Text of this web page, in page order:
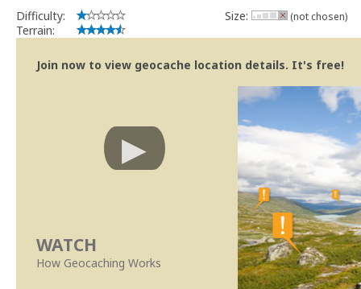
Difficulty:
Terrain:
Size: (not chosen)
Join now to view geocache location details. It's free!
WATCH
How Geocaching Works